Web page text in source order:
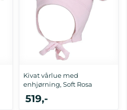
Kivat vårlue med
enhjørning, Soft Rosa
519,-